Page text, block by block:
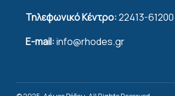
Τηλεφωνικό Κέντρο:22413-61200
E-mail:info@rhodes.gr